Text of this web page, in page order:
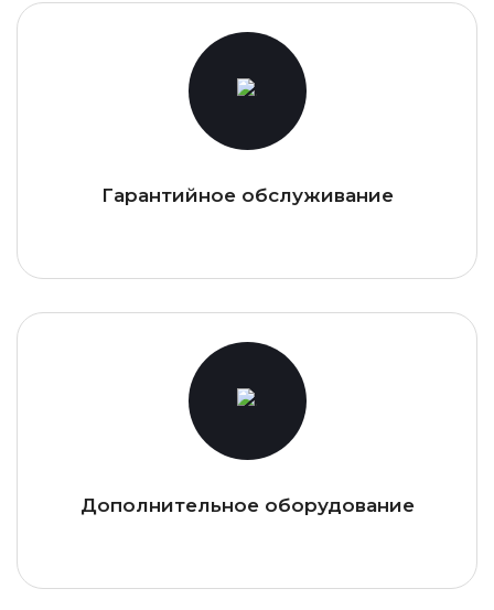
Гарантийное обслуживание
Дополнительное оборудование